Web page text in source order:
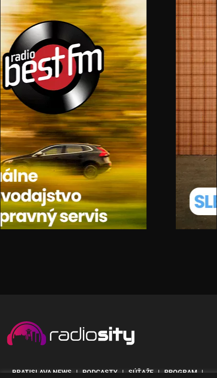
BRATISLAVA NEWS| PODCASTY | SÚŤAŽE | PROGRAM |